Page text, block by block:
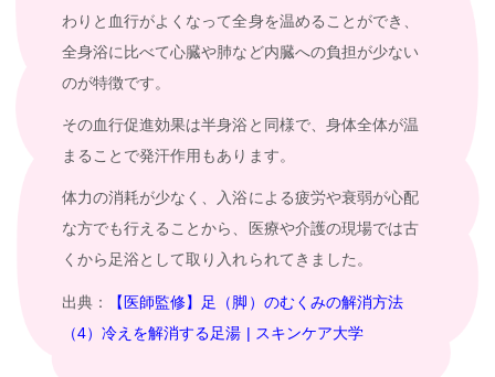
わりと血行がよくなって全身を温めることができ、
全身浴に比べて心臓や肺など内臓への負担が少ない
のが特徴です。
その血行促進効果は半身浴と同様で、身体全体が温
まることで発汗作用もあります。
体力の消耗が少なく、入浴による疲労や衰弱が心配
な方でも行えることから、医療や介護の現場では古
くから足浴として取り入れられてきました。
出典：
【医師監修】足（脚）のむくみの解消方法
（4）冷えを解消する足湯 | スキンケア大学